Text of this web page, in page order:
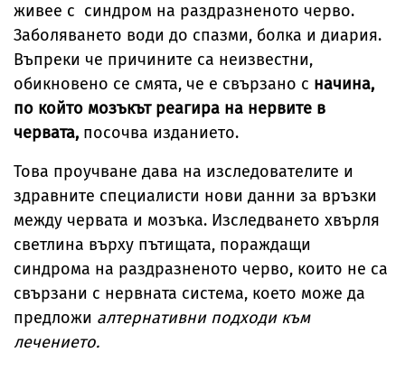
живее с синдром на раздразненото черво.
Заболяването води до спазми, болка и диария.
Въпреки че причините са неизвестни,
обикновено се смята, че е свързано с начина,
по който мозъкът реагира на нервите в
червата, посочва изданието.
Това проучване дава на изследователите и
здравните специалисти нови данни за връзки
между червата и мозъка. Изследването хвърля
светлина върху пътищата, пораждащи
синдрома на раздразненото черво, които не са
свързани с нервната система, което може да
предложи алтернативни подходи към
лечението.